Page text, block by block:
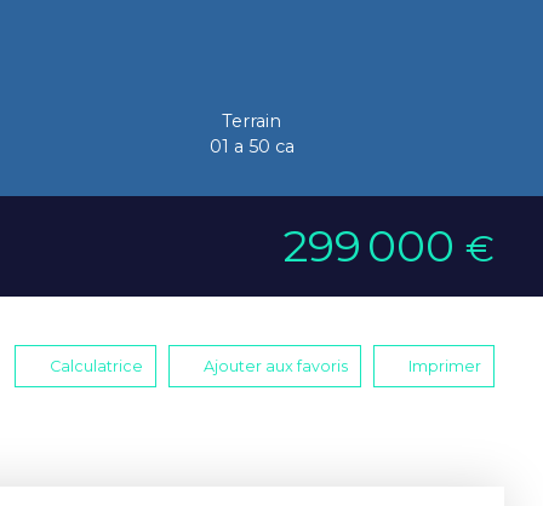
Terrain
01 a 50 ca
299 000 €
Calculatrice Ajouter aux favoris Imprimer